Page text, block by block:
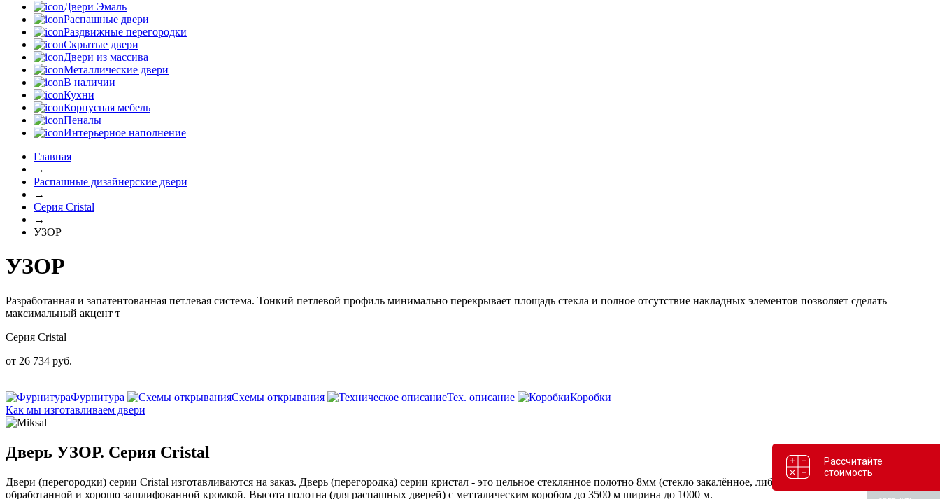
Двери Эмаль
Распашные двери
Раздвижные перегородки
Скрытые двери
Двери из массива
Металлические двери
В наличии
Кухни
Корпусная мебель
Пеналы
Интерьерное наполнение
Главная
→
Распашные дизайнерские двери
→
Серия Cristal
→
УЗОР
УЗОР
Разработанная и запатентованная петлевая система. Тонкий петлевой профиль минимально перекрывает площадь стекла и полное отсутствие накладных элементов позволяет сделать
максимальный акцент т
Серия Cristal
от 26 734 руб.
Фурнитура Схемы открывания Тех. описание
Коробки
Как мы изготавливаем двери
Дверь УЗОР. Серия Cristal
Двери (перегородки) серии Cristal изготавливаются на заказ. Дверь (перегородка) серии кристал - это цельное стеклянное полотно 8мм (cтекло закалённое, либо закалённый триплекс 4+4) с
обработанной и хорошо зашлифованной кромкой. Высота полотна (для распашных дверей) с метталическим коробом до 3500 м ширина до 1000 м.
Рассчитайте
стоимость